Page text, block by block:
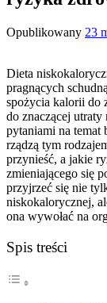
Opublikowany 23
Dieta
pragnących
spożycia kalorii do
do znaczącej utraty
pytaniami na temat
rządzą tym
przynieść, a jakie
zmieniającego się
przyjrzeć się nie
niskokalorycznej,
ona wywołać na
Spis treści